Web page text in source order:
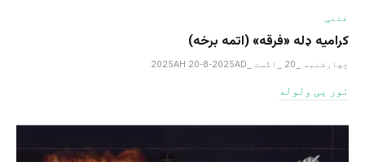
فتنې
کرامیه ډله «فرقه» (اتمه برخه)
چهارشنبه _20 _اگست _2025AH 20-8-2025AD
نور یی ولوله